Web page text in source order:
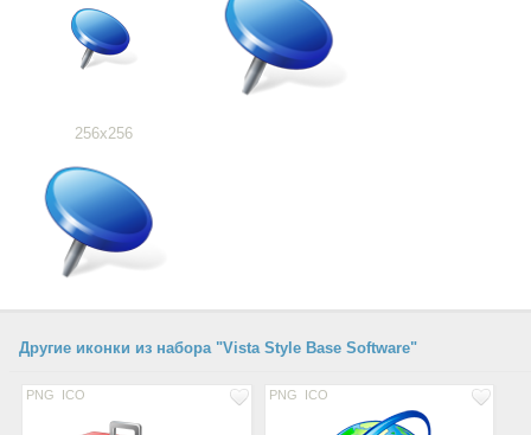
256x256
Другие иконки из набора "Vista Style Base Software"
PNG ICO PNG ICO